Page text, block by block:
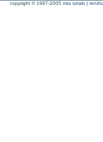
copyright © 1997-2005 mta sztaki |